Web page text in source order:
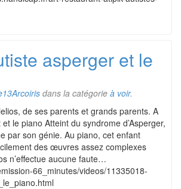
asperger et le
dans la catégorie à voir.
de ses parents et grands parents. A
le piano Atteint du syndrome d’Asperger,
par son génie. Au piano, cet enfant
des œuvres assez complexes
n’effectue aucune faute…
66_minutes/videos/11335018-